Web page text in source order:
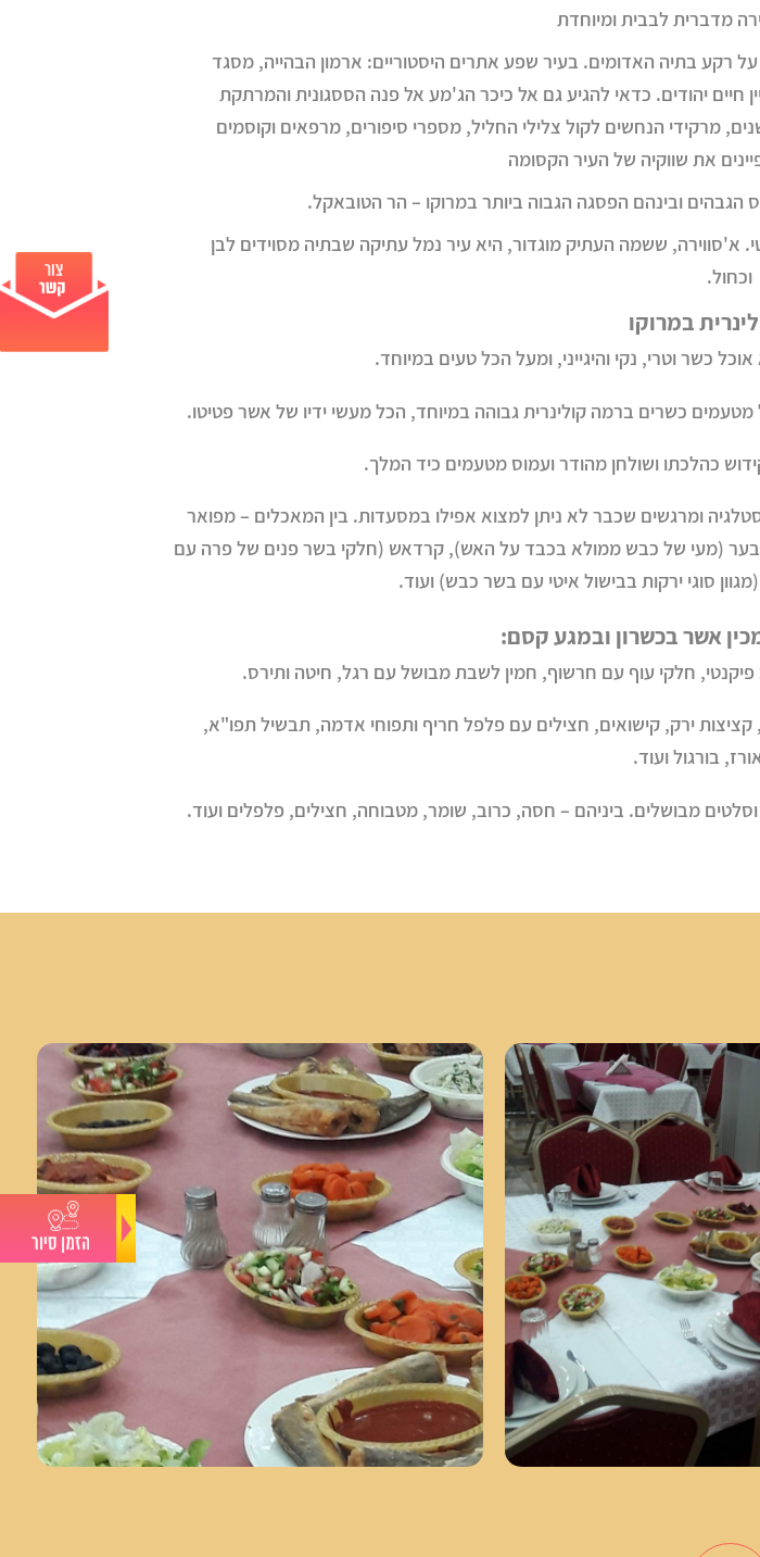
מדברית לבבית ומיוחדת
רקע בתיה האדומים. בעיר שפע אתרים היסטוריים: ארמון הבהייה, מסגד
חיים יהודים. כדאי להגיע גם אל כיכר הג'מע אל פנה הססגונית והמרתקת
מרקידי הנחשים לקול צלילי החליל, מספרי סיפורים, מרפאים וקוסמים
את שווקיה של העיר הקסומה
הגבהים ובינהם הפסגה הגבוה ביותר במרוקו – הר הטובאקל.
א'סווירה, ששמה העתיק מוגדור, היא עיר נמל עתיקה שבתיה מסוידים לבן
וכחול.
במרוקו
כשר וטרי, נקי והיגייני, ומעל הכל טעים במיוחד.
כשרים ברמה קולינרית גבוהה במיוחד, הכל מעשי ידיו של אשר פטיטו.
כהלכתו ושולחן מהודר ועמוס מטעמים כיד המלך.
ומרגשים שכבר לא ניתן למצוא אפילו במסעדות. בין המאכלים – מפואר
בער (מעי של כבש ממולא בכבד על האש), קרדאש (חלקי בשר פנים של פרה עם
סוגי ירקות בבישול איטי עם בשר כבש) ועוד.
אשר בכשרון ובמגע קסם:
פיקנטי, חלקי עוף עם חרשוף, חמין לשבת מבושל עם רגל, חיטה ותירס.
ירק, קישואים, חצילים עם פלפל חריף ותפוחי אדמה, תבשיל תפו"א,
בורגול ועוד.
מבושלים. ביניהם – חסה, כרוב, שומר, מטבוחה, חצילים, פלפלים ועוד.